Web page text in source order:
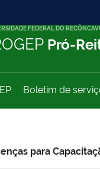
FEDERAL DO
Pró-
Boletim de
para